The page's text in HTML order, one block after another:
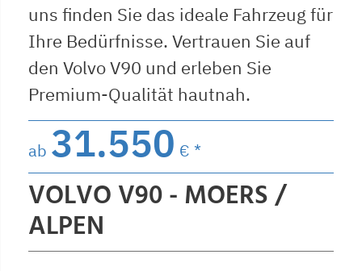
uns finden Sie das ideale Fahrzeug für
Ihre Bedürfnisse. Vertrauen Sie auf
den Volvo V90 und erleben Sie
Premium-Qualität hautnah.
ab 31.550 € *
VOLVO V90 - MOERS /
ALPEN